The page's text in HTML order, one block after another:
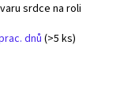
srdce na roli
dnů (>5 ks)